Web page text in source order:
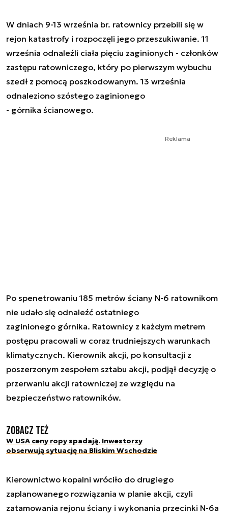
W dniach 9-13 września br. ratownicy przebili się w
rejon katastrofy i rozpoczęli jego przeszukiwanie. 11
września odnaleźli ciała pięciu zaginionych - członków
zastępu ratowniczego, który po pierwszym wybuchu
szedł z pomocą poszkodowanym. 13 września
odnaleziono szóstego zaginionego
- górnika ścianowego.
Reklama
Po spenetrowaniu 185 metrów ściany N-6 ratownikom
nie udało się odnaleźć ostatniego
zaginionego górnika. Ratownicy z każdym metrem
postępu pracowali w coraz trudniejszych warunkach
klimatycznych. Kierownik akcji, po konsultacji z
poszerzonym zespołem sztabu akcji, podjął decyzję o
przerwaniu akcji ratowniczej ze względu na
bezpieczeństwo ratowników.
Zobacz też
W USA ceny ropy spadają. Inwestorzy
obserwują sytuację na Bliskim Wschodzie
Kierownictwo kopalni wróciło do drugiego
zaplanowanego rozwiązania w planie akcji, czyli
zatamowania rejonu ściany i wykonania przecinki N-6a